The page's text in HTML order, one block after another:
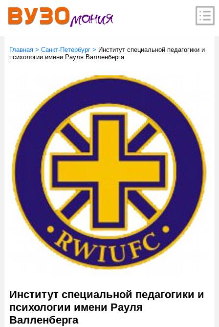
Главная> Санкт-Петербург> Институт специальной педагогики и
психологии имени Рауля Валленберга
Институт специальной педагогики и
психологии имени Рауля
Валленберга